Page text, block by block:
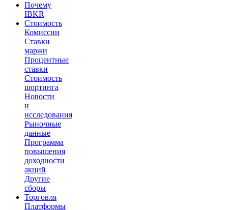
Почему
IBKR
Стоимость
Комиссии
Ставки
маржи
Процентные
ставки
Стоимость
шортинга
Новости
и
исследования
Рыночные
данные
Программа
повышения
доходности
акций
Другие
сборы
Торговля
Платформы